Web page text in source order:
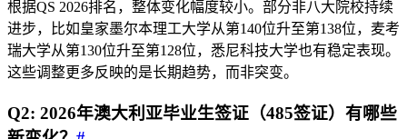
根据QS 2026排名，整体变化幅度较小。部分非八大院校持续
进步，比如皇家墨尔本理工大学从第140位升至第138位，麦考
瑞大学从第130位升至第128位，悉尼科技大学也有稳定表现。
这些调整更多反映的是长期趋势，而非突变。
Q2: 2026年澳大利亚毕业生签证（485签证）有哪些